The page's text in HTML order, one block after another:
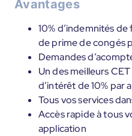
Avantages
10% d’indemnités
de prime de congés
Demandes
Un des meilleurs
d’intérêt de 10% par
Tous vos services
Accès rapide à tous
application